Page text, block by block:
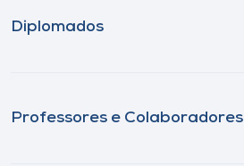
Diplomados
Professores e Colaboradores